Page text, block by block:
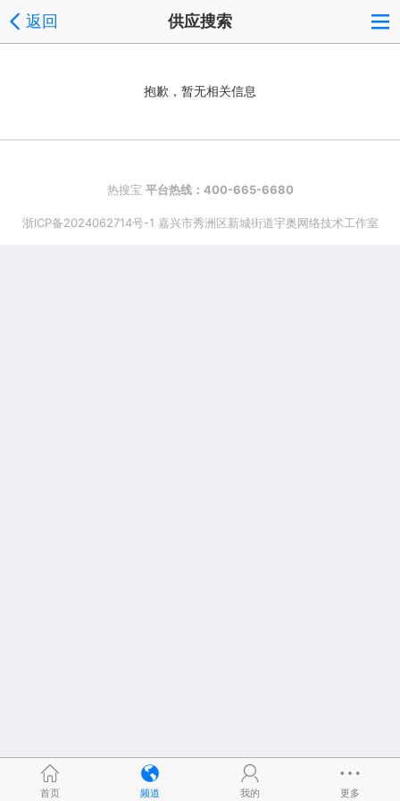
返回 供应搜索
抱歉，暂无相关信息
热搜宝 平台热线：400-665-6680
浙ICP备2024062714号-1 嘉兴市秀洲区新城街道宇奥网络技术工作室
首页 频道 我的 更多